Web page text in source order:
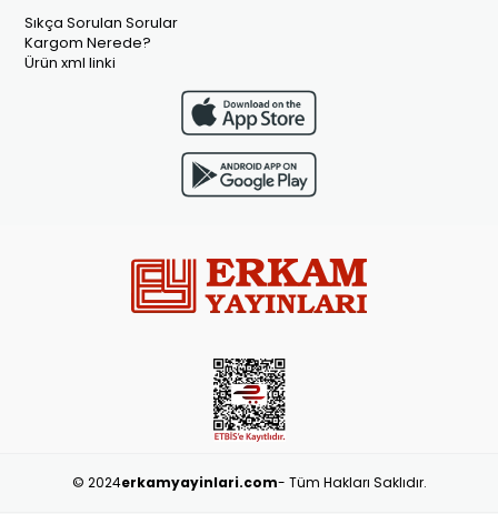
Sıkça Sorulan Sorular
Kargom Nerede?
Ürün xml linki
© 2024erkamyayinlari.com- Tüm Hakları Saklıdır.